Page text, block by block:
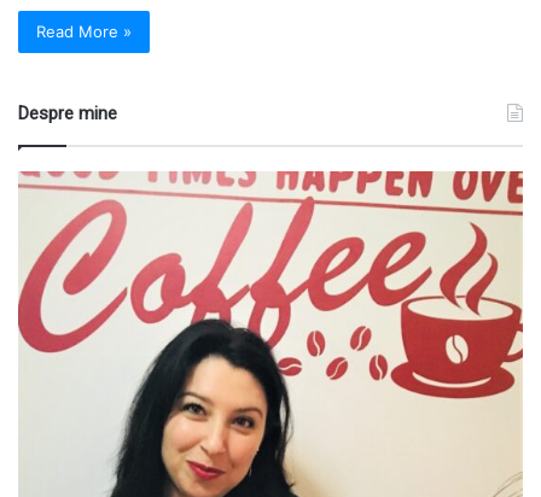
Read More »
Despre mine